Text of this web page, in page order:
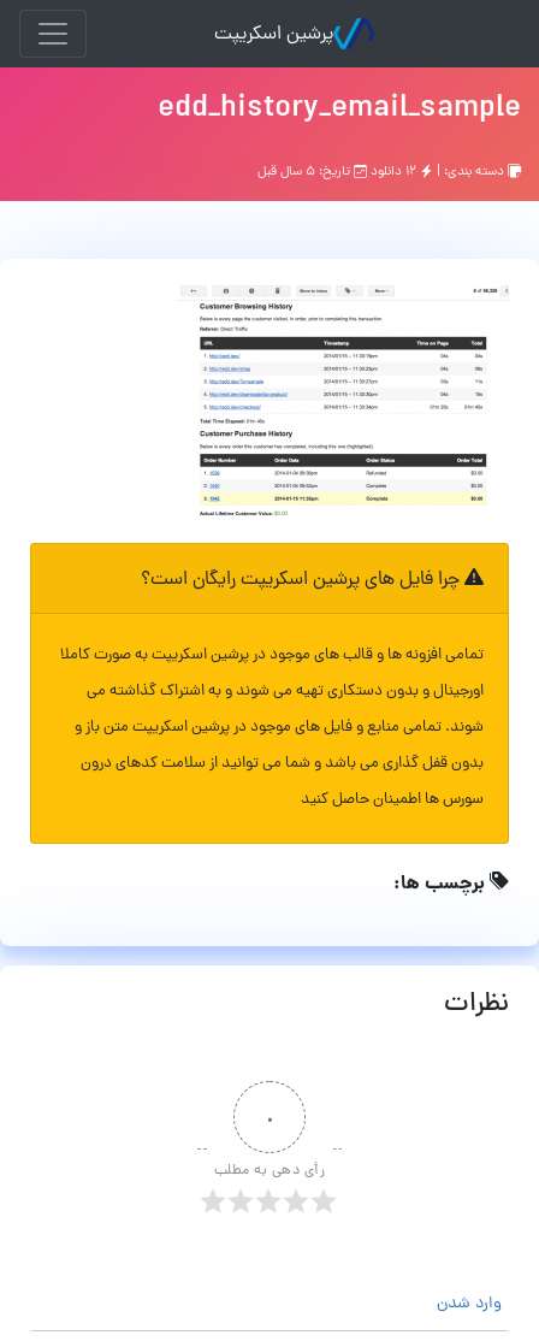
پرشین اسکریپت
edd_history_email_sample
دسته بندی: | تاریخ: ۵ سال قبل
چرا فایل های پرشین اسکریپت رایگان است؟
تمامی افزونه ها و قالب های موجود در پرشین اسکریپت به صورت کاملا
اورجینال و بدون دستکاری تهیه می شوند و به اشتراک گذاشته می
شوند. تمامی منابع و فایل های موجود در پرشین اسکریپت متن باز و
بدون قفل گذاری می باشد و شما می توانید از سلامت کدهای درون
سورس ها اطمینان حاصل کنید
برچسب ها:
نظرات
۰
رأی دهی به مطلب
وارد شدن